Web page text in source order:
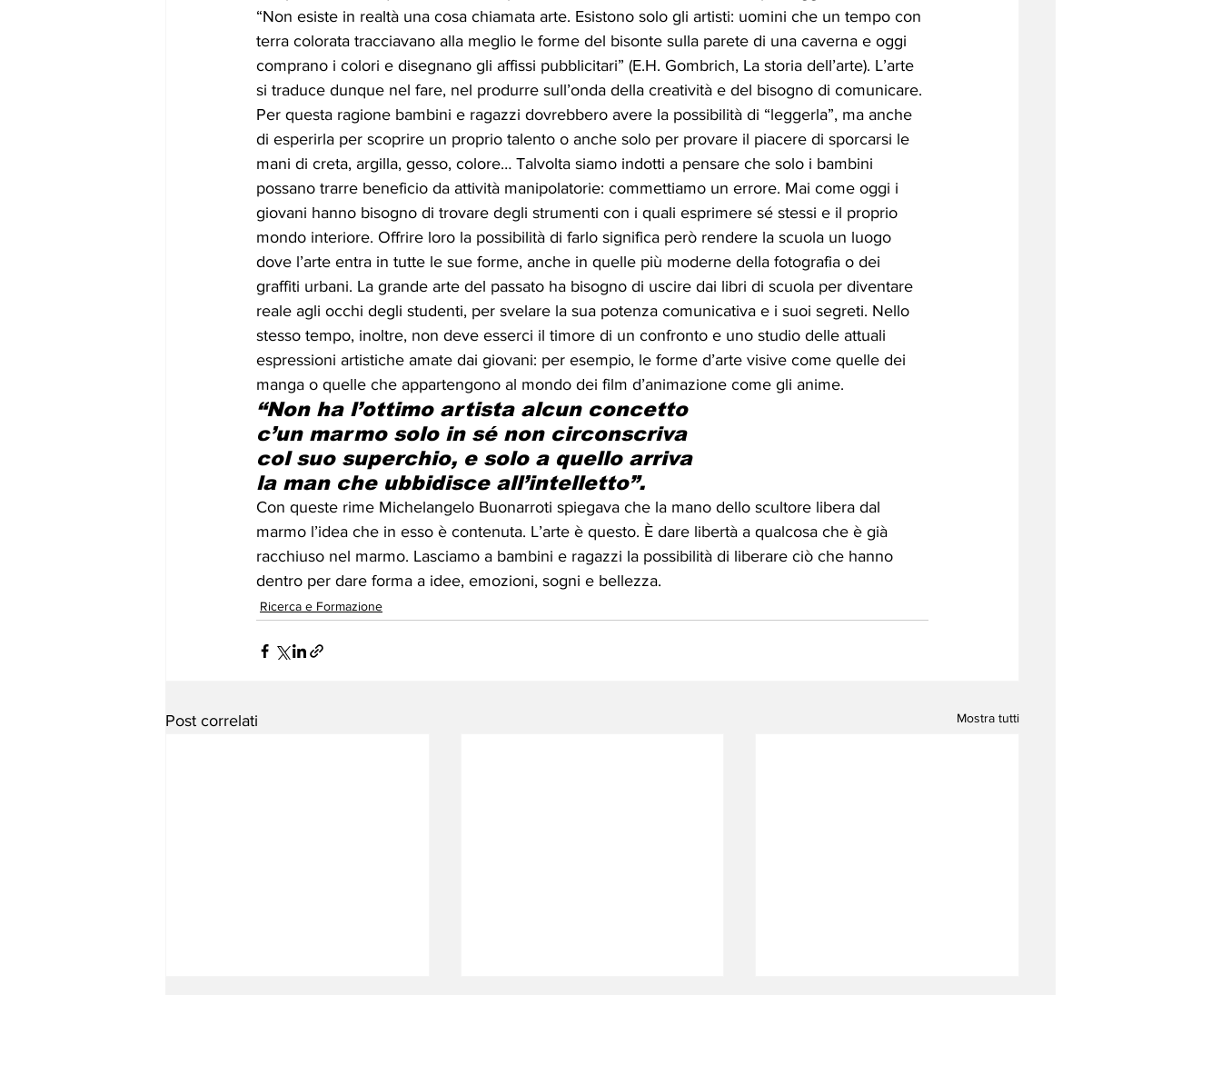
“Non esiste in realtà una cosa chiamata arte. Esistono solo gli artisti: uomini che un tempo con
terra colorata tracciavano alla meglio le forme del bisonte sulla parete di una caverna e oggi
comprano i colori e disegnano gli affissi pubblicitari” (E.H. Gombrich, La storia dell’arte). L’arte
si traduce dunque nel fare, nel produrre sull’onda della creatività e del bisogno di comunicare.
Per questa ragione bambini e ragazzi dovrebbero avere la possibilità di “leggerla”, ma anche
di esperirla per scoprire un proprio talento o anche solo per provare il piacere di sporcarsi le
mani di creta, argilla, gesso, colore… Talvolta siamo indotti a pensare che solo i bambini
possano trarre beneficio da attività manipolatorie: commettiamo un errore. Mai come oggi i
giovani hanno bisogno di trovare degli strumenti con i quali esprimere sé stessi e il proprio
mondo interiore. Offrire loro la possibilità di farlo significa però rendere la scuola un luogo
dove l’arte entra in tutte le sue forme, anche in quelle più moderne della fotografia o dei
graffiti urbani. La grande arte del passato ha bisogno di uscire dai libri di scuola per diventare
reale agli occhi degli studenti, per svelare la sua potenza comunicativa e i suoi segreti. Nello
stesso tempo, inoltre, non deve esserci il timore di un confronto e uno studio delle attuali
espressioni artistiche amate dai giovani: per esempio, le forme d’arte visive come quelle dei
manga o quelle che appartengono al mondo dei film d’animazione come gli anime.
“Non ha l’ottimo artista alcun concetto
c’un marmo solo in sé non circonscriva
col suo superchio, e solo a quello arriva
la man che ubbidisce all’intelletto”.
Con queste rime Michelangelo Buonarroti spiegava che la mano dello scultore libera dal
marmo l’idea che in esso è contenuta. L’arte è questo. È dare libertà a qualcosa che è già
racchiuso nel marmo. Lasciamo a bambini e ragazzi la possibilità di liberare ciò che hanno
dentro per dare forma a idee, emozioni, sogni e bellezza.
Ricerca e Formazione
Post correlati Mostra tutti